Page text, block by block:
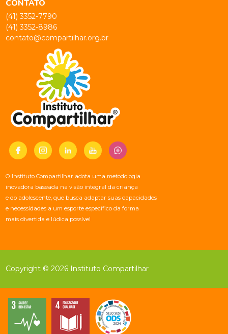
CONTATO
(41) 3352-7790
(41) 3352-8986
contato@compartilhar.org.br
O Instituto Compartilhar adota uma metodologia
inovadora baseada na visão integral da criança
e do adolescente, que busca adaptar suas capacidades
e necessidades a um esporte específico da forma
mais divertida e lúdica possível
Copyright © 2026 Instituto Compartilhar